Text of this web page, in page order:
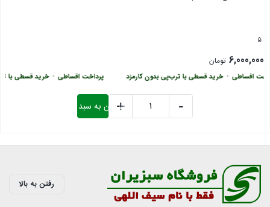
پرداخت اقساطی • خرید قسطی با اقساطی • خرید قسطی با ترب‌پی بدون کارمزد
5
6,000,000 تومان
شفت
4500
عدد
-
+
افزودن به سبد خرید
بستن
رفتن به بالا